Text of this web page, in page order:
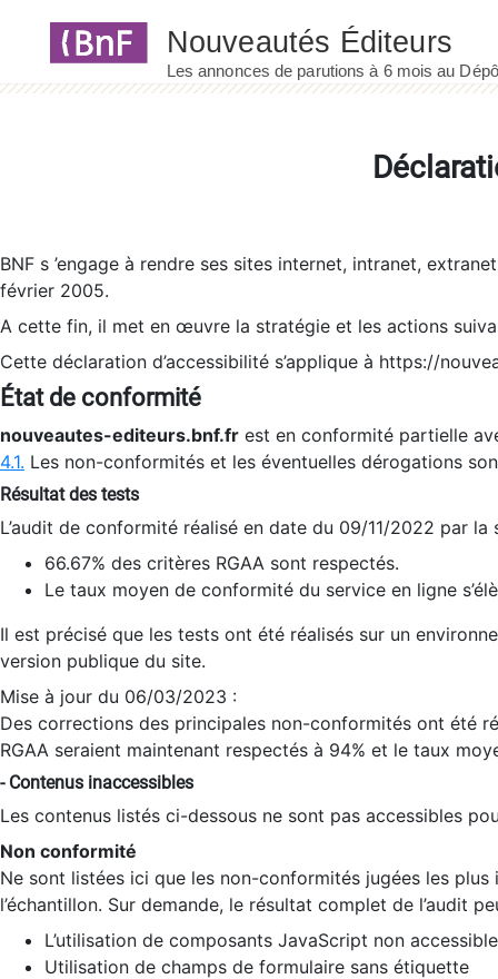
BNF s ’engage à rendre ses sites internet, intranet,
février 2005.
A cette fin, il met en œuvre la stratégie et les actions
Cette déclaration d’accessibilité s’applique à https://
État de conformité
nouveautes-editeurs.bnf.fr est en conformité partielle
4.1. Les non-conformités et les éventuelles dérogations
Résultat des tests
L’audit de conformité réalisé en date du 09/11/2022 par
66.67% des critères RGAA sont respectés.
Le taux moyen de conformité du service en ligne
Il est précisé que les tests ont été réalisés sur un
version publique du site.
Mise à jour du 06/03/2023 :
Des corrections des principales non-conformités ont été
RGAA seraient maintenant respectés à 94% et le taux
- Contenus inaccessibles
Les contenus listés ci-dessous ne sont pas accessibles
Non conformité
Ne sont listées ici que les non-conformités jugées les
l’échantillon. Sur demande, le résultat complet de l’audit
L’utilisation de composants JavaScript non
Utilisation de champs de formulaire sans étiquette